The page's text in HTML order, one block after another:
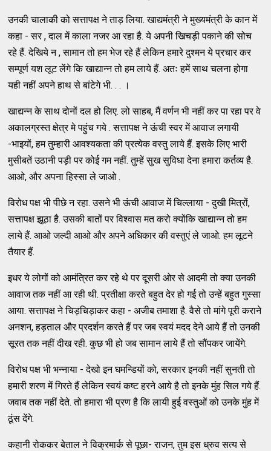
उनकी चालाकी को सत्तापक्ष ने ताड़ लिया. खाद्यमंत्री ने मुख्यमंत्री के कान में
कहा - सर , दाल में काला नजर आ रहा है. ये अपनी खिचड़ी पकाने की सोच
रहे हैं. देखिये न , सामान तो हम भेज रहे हैं लेकिन हमारे दुश्मन ये प्रचार कर
सम्पूर्ण यश लूट लेंगे कि खाद्यान्न तो हम लाये हैं. अतः हमें साथ चलना होगा
यही नहीं अपने हाथ से बांटेगे भी. . . ।
खाद्यन्न के साथ दोनों दल हो लिए. लो साहब, मैं वर्णन भी नहीं कर पा रहा पर वे
अकालग्रस्त क्षेत्र मे पहुंच गये . सत्तापक्ष ने ऊंची स्वर में आवाज लगायी
-भाइयों, हम तुम्हारी आवश्यकता की प्रत्येक वस्तु लाये हैं. इसके लिए भारी
मुसीबतें उठानी पड़ी पर कोई गम नहीं. तुम्हें सुख सुविधा देना हमारा कर्तव्य है.
आओ, और अपना हिस्सा ले जाओ .
विरोध पक्ष भी पीछे न रहा. उसने भी ऊंची आवाज में चिल्लाया - दुखी मित्रों,
सत्तापक्ष झूठा है. उसकी बातों पर विश्वास मत करो क्योंकि खाद्यान्न तो हम
लाये हैं. आओ जल्दी आओ और अपने अधिकार की वस्तुएं ले जाओ. हम लूटने
तैयार हैं.
इधर ये लोगों को आमंत्रित कर रहे थे पर दूसरी ओर से आदमी तो क्या उनकी
आवाज तक नहीं आ रही थी. प्रतीक्षा करते बहुत देर हो गई तो उन्हें बहुत गुस्सा
आया. सत्तापक्ष ने चिड़चिड़ाकर कहा - अजीब तमाशा है. वैसे तो मांगे पूरी कराने
अनशन, हड़ताल और प्रदर्शन करते हैं पर जब स्वयं मदद देने आये हैं तो उनकी
सूरत तक नहीं दीख रही. कुछ भी हो जब सामान लाये हैं तो सौंपकर जायेंगे.
विरोध पक्ष भी भन्नाया - देखो इन घमन्डियों को, सरकार इनकी नहीं सुनती तो
हमारी शरण में गिरते हैं लेकिन स्वयं कष्ट हरने आये है तो इनके मुंह सिल गये हैं.
जवाब तक नहीं देते. तो हमारा भी प्रण है कि लायी हुई वस्तुओं को उनके मुंह में
ठूंस देंगे.
कहानी रोककर बेताल ने विक्रमार्क से पूछा- राजन, तुम इस ध्रुव सत्य से